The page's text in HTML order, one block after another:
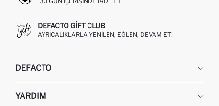
DEFACTO GIFT CLUB
AYRICALIKLARLA YENILEN, EĞLEN, DEVAM ET!
DEFACTO
HAKKIMIZDA
YARDIM